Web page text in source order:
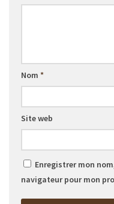
Nom *
Site web
Enregistrer mon
navigateur pour mon